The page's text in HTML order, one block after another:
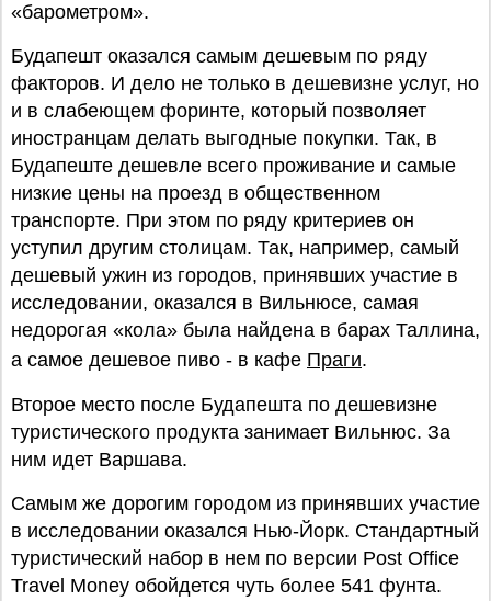
«барометром».
Будапешт оказался самым дешевым по ряду
факторов. И дело не только в дешевизне услуг, но
и в слабеющем форинте, который позволяет
иностранцам делать выгодные покупки. Так, в
Будапеште дешевле всего проживание и самые
низкие цены на проезд в общественном
транспорте. При этом по ряду критериев он
уступил другим столицам. Так, например, самый
дешевый ужин из городов, принявших участие в
исследовании, оказался в Вильнюсе, самая
недорогая «кола» была найдена в барах Таллина,
а самое дешевое пиво - в кафе Праги.
Второе место после Будапешта по дешевизне
туристического продукта занимает Вильнюс. За
ним идет Варшава.
Самым же дорогим городом из принявших участие
в исследовании оказался Нью-Йорк. Стандартный
туристический набор в нем по версии Post Office
Travel Money обойдется чуть более 541 фунта.